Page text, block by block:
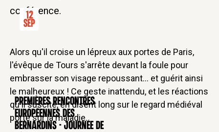
CONFÉRENCE
12
Sep
Premières rencontres
européennes des
Bernardins - Journée de
conférence.
Alors qu'il croise un lépreux aux portes de Paris,
l'évêque de Tours s'arrête devant la foule pour
embrasser son visage repoussant... et guérit ainsi
le malheureux ! Ce geste inattendu, et les réactions
qu'il suscite, en disent long sur le regard médiéval
porté sur la maladie.